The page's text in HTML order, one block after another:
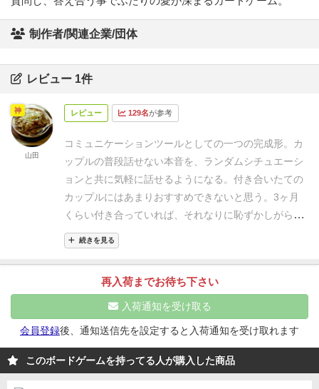
制作者/関連企業/団体
レビュー 1件
レビュー 129名が参考
コミュニケーションツールとしての一つの完成形。カ
ップルの普段話せない本音を、ランダムシチュエーシ
ョンと共に気軽に話せるようになる。 付き合いたての
カップルにはあまりおすすめできないと思う。3ヶ月
くらい付き合っていれば、それなりに恥ずかしがらず
にできるようになると思う。
いちゃするツールに見えるけど、どちらかというと結
婚を見据えたカップル向けのような質問が多かった。
ゼクシィと一緒に買って遊ぼう笑
続きを見る
神
山田
再入荷までお待ち下さい
入荷通知を受け取る
会員登録後、通知送信先を設定すると入荷通知を受け取れます
このボードゲームを持ってる人が購入した商品